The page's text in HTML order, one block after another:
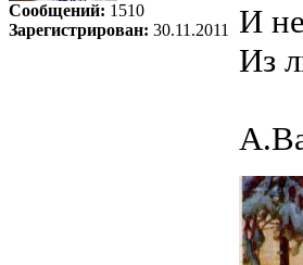
Сообщений: 1510
Зарегистрирован: 30.11.2011 И
Из